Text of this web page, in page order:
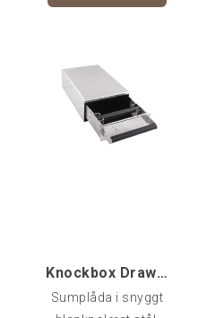
Knockbox Drawer inkl handtag i trä
Sumplåda i snyggt